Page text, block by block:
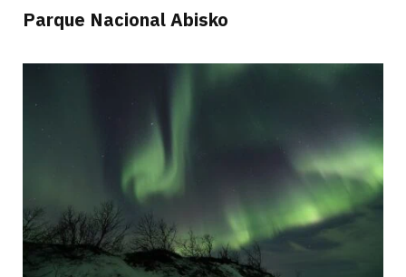
Parque Nacional Abisko